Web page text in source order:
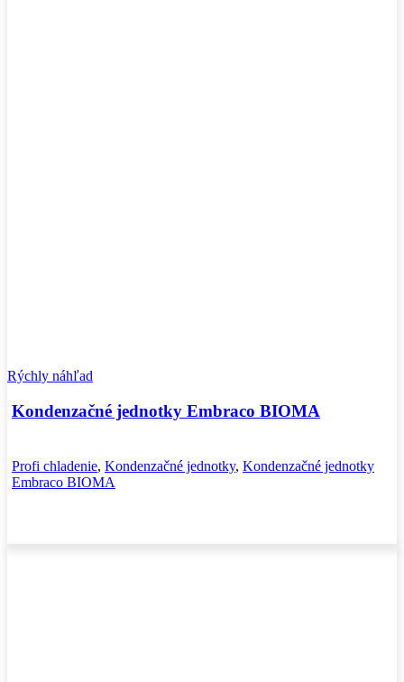
Rýchly náhľad
Kondenzačné jednotky Embraco BIOMA
Profi chladenie, Kondenzačné jednotky, Kondenzačné jednotky
Embraco BIOMA